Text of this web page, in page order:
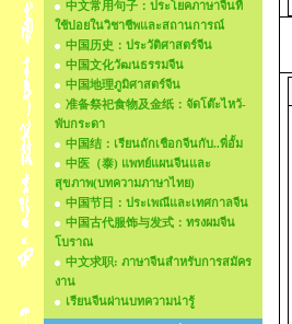
中文常用句子：ประโยคภาษาจีนที่
ใช้บ่อยในวิชาชีพและสถานการณ์
中国历史：ประวัติศาสตร์จีน
中国文化วัฒนธรรมจีน
中国地理ภูมิศาสตร์จีน
准备祭祀食物及金纸：จัดโต๊ะไหว้-
พับกระดา
中国结：เรียนถักเชือกจีนกับ..พี่อั้ม
中医（泰) แพทย์แผนจีนและ
สุขภาพ(บทความภาษาไทย)
中国节日：ประเพณีและเทศกาลจีน
中国古代服饰与发式：ทรงผมจีน
โบราณ
中文求职: ภาษาจีนสำหรับการสมัคร
งาน
เรียนจีนผ่านบทความน่ารู้